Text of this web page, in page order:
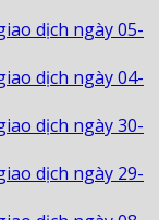
dịch ngày 05-
dịch ngày 04-
dịch ngày 30-
dịch ngày 29-